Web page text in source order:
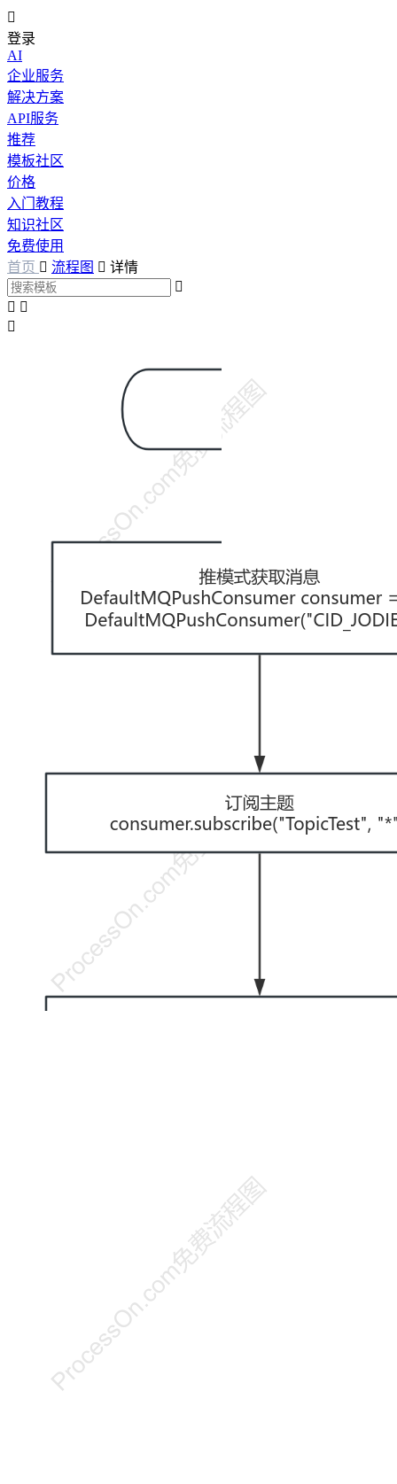

登录
AI
企业服务
解决方案
API服务
推荐
模板社区
价格
入门教程
知识社区
免费使用
首页  流程图  详情

 
